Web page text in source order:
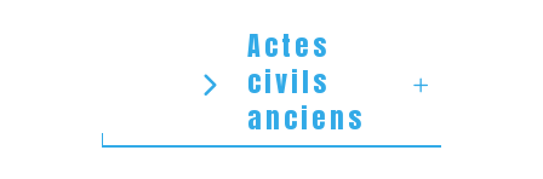
Actes
civils
anciens